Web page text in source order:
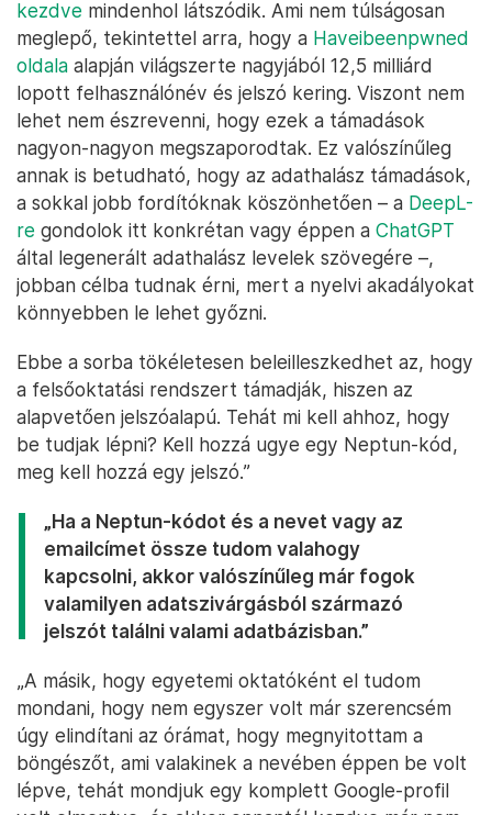
kezdve mindenhol látszódik. Ami nem túlságosan
meglepő, tekintettel arra, hogy a Haveibeenpwned
oldala alapján világszerte nagyjából 12,5 milliárd
lopott felhasználónév és jelszó kering. Viszont nem
lehet nem észrevenni, hogy ezek a támadások
nagyon-nagyon megszaporodtak. Ez valószínűleg
annak is betudható, hogy az adathalász támadások,
a sokkal jobb fordítóknak köszönhetően – a DeepL-
re gondolok itt konkrétan vagy éppen a ChatGPT
által legenerált adathalász levelek szövegére –,
jobban célba tudnak érni, mert a nyelvi akadályokat
könnyebben le lehet győzni.
Ebbe a sorba tökéletesen beleilleszkedhet az, hogy
a felsőoktatási rendszert támadják, hiszen az
alapvetően jelszóalapú. Tehát mi kell ahhoz, hogy
be tudjak lépni? Kell hozzá ugye egy Neptun-kód,
meg kell hozzá egy jelszó.”
„Ha a Neptun-kódot és a nevet vagy az
emailcímet össze tudom valahogy
kapcsolni, akkor valószínűleg már fogok
valamilyen adatszivárgásból származó
jelszót találni valami adatbázisban.”
„A másik, hogy egyetemi oktatóként el tudom
mondani, hogy nem egyszer volt már szerencsém
úgy elindítani az órámat, hogy megnyitottam a
böngészőt, ami valakinek a nevében éppen be volt
lépve, tehát mondjuk egy komplett Google-profil